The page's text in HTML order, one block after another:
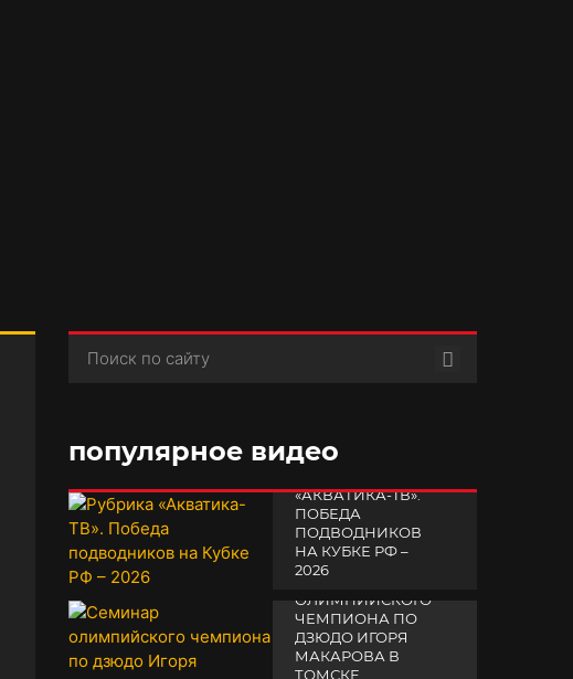
популярное видео
«АКВАТИКА-TВ».
ПОБЕДА
ПОДВОДНИКОВ
НА КУБКЕ РФ –
2026
19 февраля 2026
СЕМИНАР
ОЛИМПИЙСКОГО
ЧЕМПИОНА ПО
ДЗЮДО ИГОРЯ
МАКАРОВА В
ТОМСКЕ.